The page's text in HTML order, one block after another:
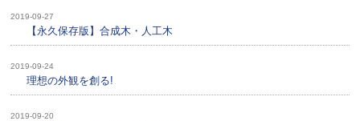
2019-09-27
【永久保存版】合成木・人工木
2019-09-24
理想の外観を創る!
2019-09-20